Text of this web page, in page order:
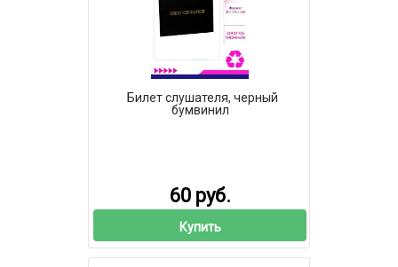
Билет слушателя, черный
бумвинил
60 руб.
Купить